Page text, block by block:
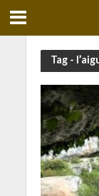
Tag -